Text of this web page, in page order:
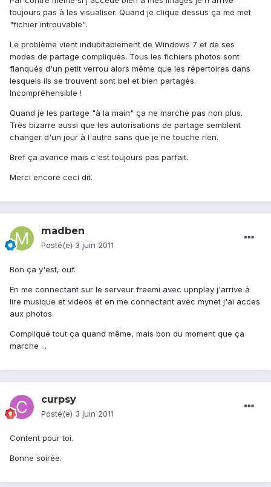
toujours pas à les visualiser. Quand je clique dessus ça me met
"fichier introuvable".
Le problème vient indubitablement de Windows 7 et de ses
modes de partage compliqués. Tous les fichiers photos sont
flanqués d'un petit verrou alors même que les répertoires dans
lesquels ils se trouvent sont bel et bien partagés.
Incompréhensible !
Quand je les partage "à la main" ça ne marche pas non plus.
Très bizarre aussi que les autorisations de partage semblent
changer d'un jour à l'autre sans que je ne touche rien.
Bref ça avance mais c'est toujours pas parfait.
Merci encore ceci dit.
madben
Posté(e) 3 juin 2011
Bon ça y'est, ouf.
En me connectant sur le serveur freemi avec upnplay j'arrive à
lire musique et videos et en me connectant avec mynet j'ai acces
aux photos.
Compliqué tout ça quand même, mais bon du moment que ça
marche ...
curpsy
Posté(e) 3 juin 2011
Content pour toi.
Bonne soirée.